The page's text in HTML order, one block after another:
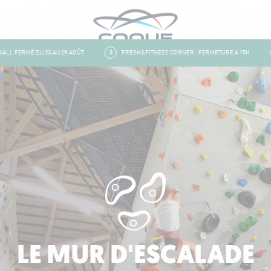
FERMÉ DU 03 AU 09 AOÛT FRESH&FITNESS CORNER : FERMETURE À 15H
LE MUR D'ESCALADE